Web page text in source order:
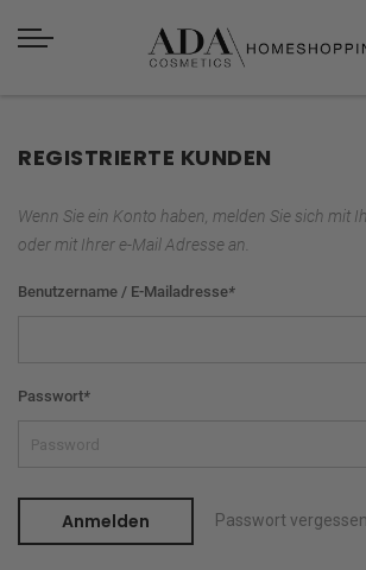
REGISTRIERTE KUNDEN
Wenn Sie ein Konto haben, melden Sie sich mit
oder mit Ihrer e-Mail Adresse an.
Benutzername / E-Mailadresse*
Passwort*
Anmelden Passwort